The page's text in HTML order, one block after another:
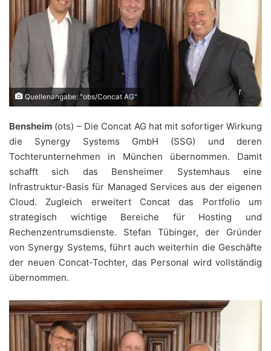
Quellenangabe: "obs/Concat AG"
Bensheim (ots) – Die Concat AG hat mit sofortiger Wirkung
die Synergy Systems GmbH (SSG) und deren
Tochterunternehmen in München übernommen. Damit
schafft sich das Bensheimer Systemhaus eine
Infrastruktur-Basis für Managed Services aus der eigenen
Cloud. Zugleich erweitert Concat das Portfolio um
strategisch wichtige Bereiche für Hosting und
Rechenzentrumsdienste. Stefan Tübinger, der Gründer
von Synergy Systems, führt auch weiterhin die Geschäfte
der neuen Concat-Tochter, das Personal wird vollständig
übernommen.